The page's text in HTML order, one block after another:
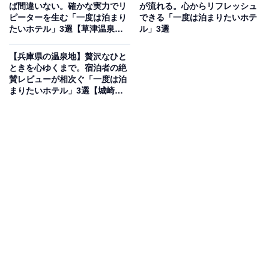
皆生游月は、全室にテラスと源泉露天風呂を備えた旅館
です。最大の魅力は、日本海と空が一体となるインフィ
は、境港直送の魚介や鳥取和牛など、地産地消にこだわ
った創作和食を楽しめます。海を一望する贅沢なロケー
ションで非日常のひとときを。
ば間違いない。確かな実力でリ
ピーターを生む「一度は泊まり
たいホテル」3選【草津温泉・
が流れる。心からリフレッシュ
できる「一度は泊まりたいホテ
ル」3選
【兵庫県の温泉地】贅沢なひと
ときを心ゆくまで。宿泊者の絶
賛レビューが相次ぐ「一度は泊
まりたいホテル」3選【城崎温